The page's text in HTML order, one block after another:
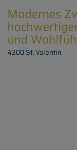
Modernes
und
4300 St. Valentin